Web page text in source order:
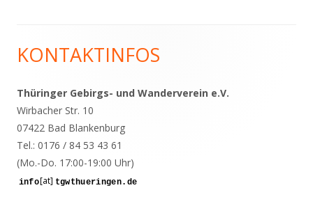
Haupt-
Seitenleiste
KONTAKTINFOS
Thüringer Gebirgs- und Wanderverein e.V.
Wirbacher Str. 10
07422 Bad Blankenburg
Tel.: 0176 / 84 53 43 61
(Mo.-Do. 17:00-19:00 Uhr)
[at]